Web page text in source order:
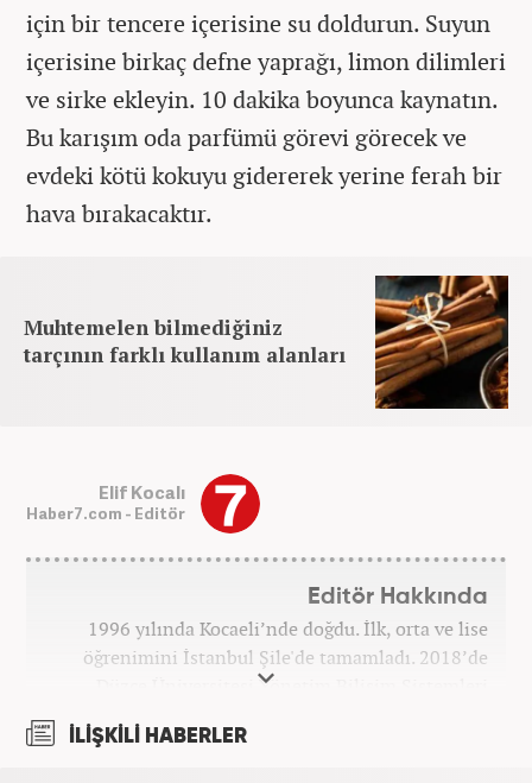
için bir tencere içerisine su doldurun. Suyun
içerisine birkaç defne yaprağı, limon dilimleri
ve sirke ekleyin. 10 dakika boyunca kaynatın.
Bu karışım oda parfümü görevi görecek ve
evdeki kötü kokuyu gidererek yerine ferah bir
hava bırakacaktır.
Muhtemelen bilmediğiniz
tarçının farklı kullanım alanları
Elif Kocalı
Haber7.com - Editör
Editör Hakkında
1996 yılında Kocaeli’nde doğdu. İlk, orta ve lise
öğrenimini İstanbul Şile'de tamamladı. 2018’de
Düzce Üniversitesi Yönetim Bilişim Sistemleri
bağlı Haber7.com bünyesinde ‘SEO Editörü’
İLİŞKİLİ HABERLER